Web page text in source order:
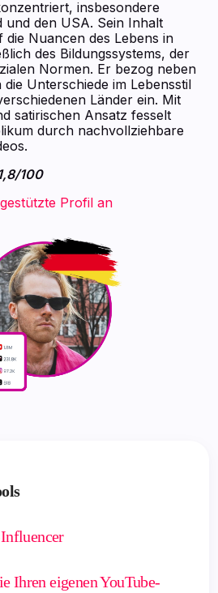
insbesondere
und den USA. Sein Inhalt
die Nuancen des Lebens in
des Bildungssystems, der
Normen. Er bezog neben
die Unterschiede im Lebensstil
Länder ein. Mit
satirischen Ansatz fesselt
durch nachvollziehbare
100
Profil an
Ihren eigenen YouTube-